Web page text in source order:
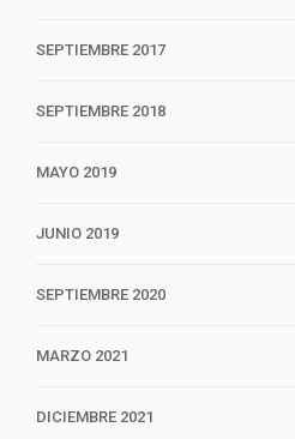
SEPTIEMBRE 2017
SEPTIEMBRE 2018
MAYO 2019
JUNIO 2019
SEPTIEMBRE 2020
MARZO 2021
DICIEMBRE 2021